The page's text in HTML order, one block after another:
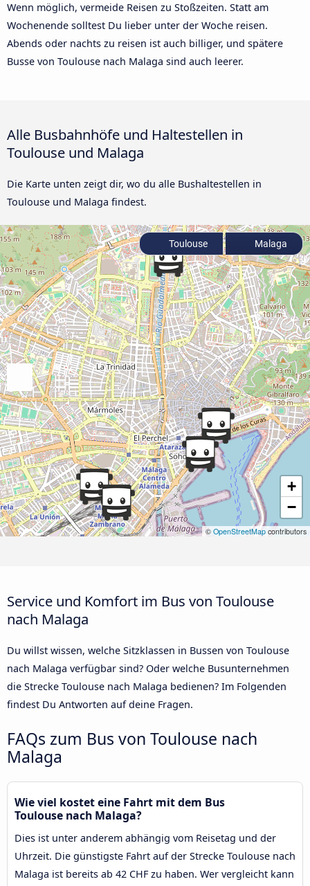
Wenn möglich, vermeide Reisen zu Stoßzeiten. Statt am
Wochenende solltest Du lieber unter der Woche reisen.
Abends oder nachts zu reisen ist auch billiger, und spätere
Busse von Toulouse nach Malaga sind auch leerer.
Alle Busbahnhöfe und Haltestellen in
Toulouse und Malaga
Die Karte unten zeigt dir, wo du alle Bushaltestellen in
Toulouse und Malaga findest.
+
−
© OpenStreetMap contributors
Toulouse Malaga
Service und Komfort im Bus von Toulouse
nach Malaga
Du willst wissen, welche Sitzklassen in Bussen von Toulouse
nach Malaga verfügbar sind? Oder welche Busunternehmen
die Strecke Toulouse nach Malaga bedienen? Im Folgenden
findest Du Antworten auf deine Fragen.
FAQs zum Bus von Toulouse nach
Malaga
Wie viel kostet eine Fahrt mit dem Bus
Toulouse nach Malaga?
Dies ist unter anderem abhängig vom Reisetag und der
Uhrzeit. Die günstigste Fahrt auf der Strecke Toulouse nach
Malaga ist bereits ab 42 CHF zu haben. Wer vergleicht kann